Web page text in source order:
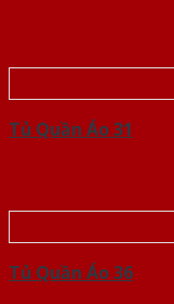
Tủ Quần Áo 31
Tủ Quần Áo 36